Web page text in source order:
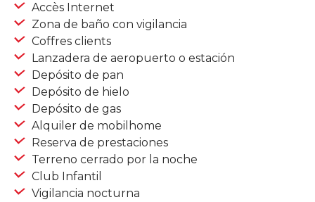
Accès Internet
Zona de baño con vigilancia
Coffres clients
Lanzadera de aeropuerto o estación
Depósito de pan
Depósito de hielo
Depósito de gas
Alquiler de mobilhome
Reserva de prestaciones
Terreno cerrado por la noche
Club Infantil
Vigilancia nocturna